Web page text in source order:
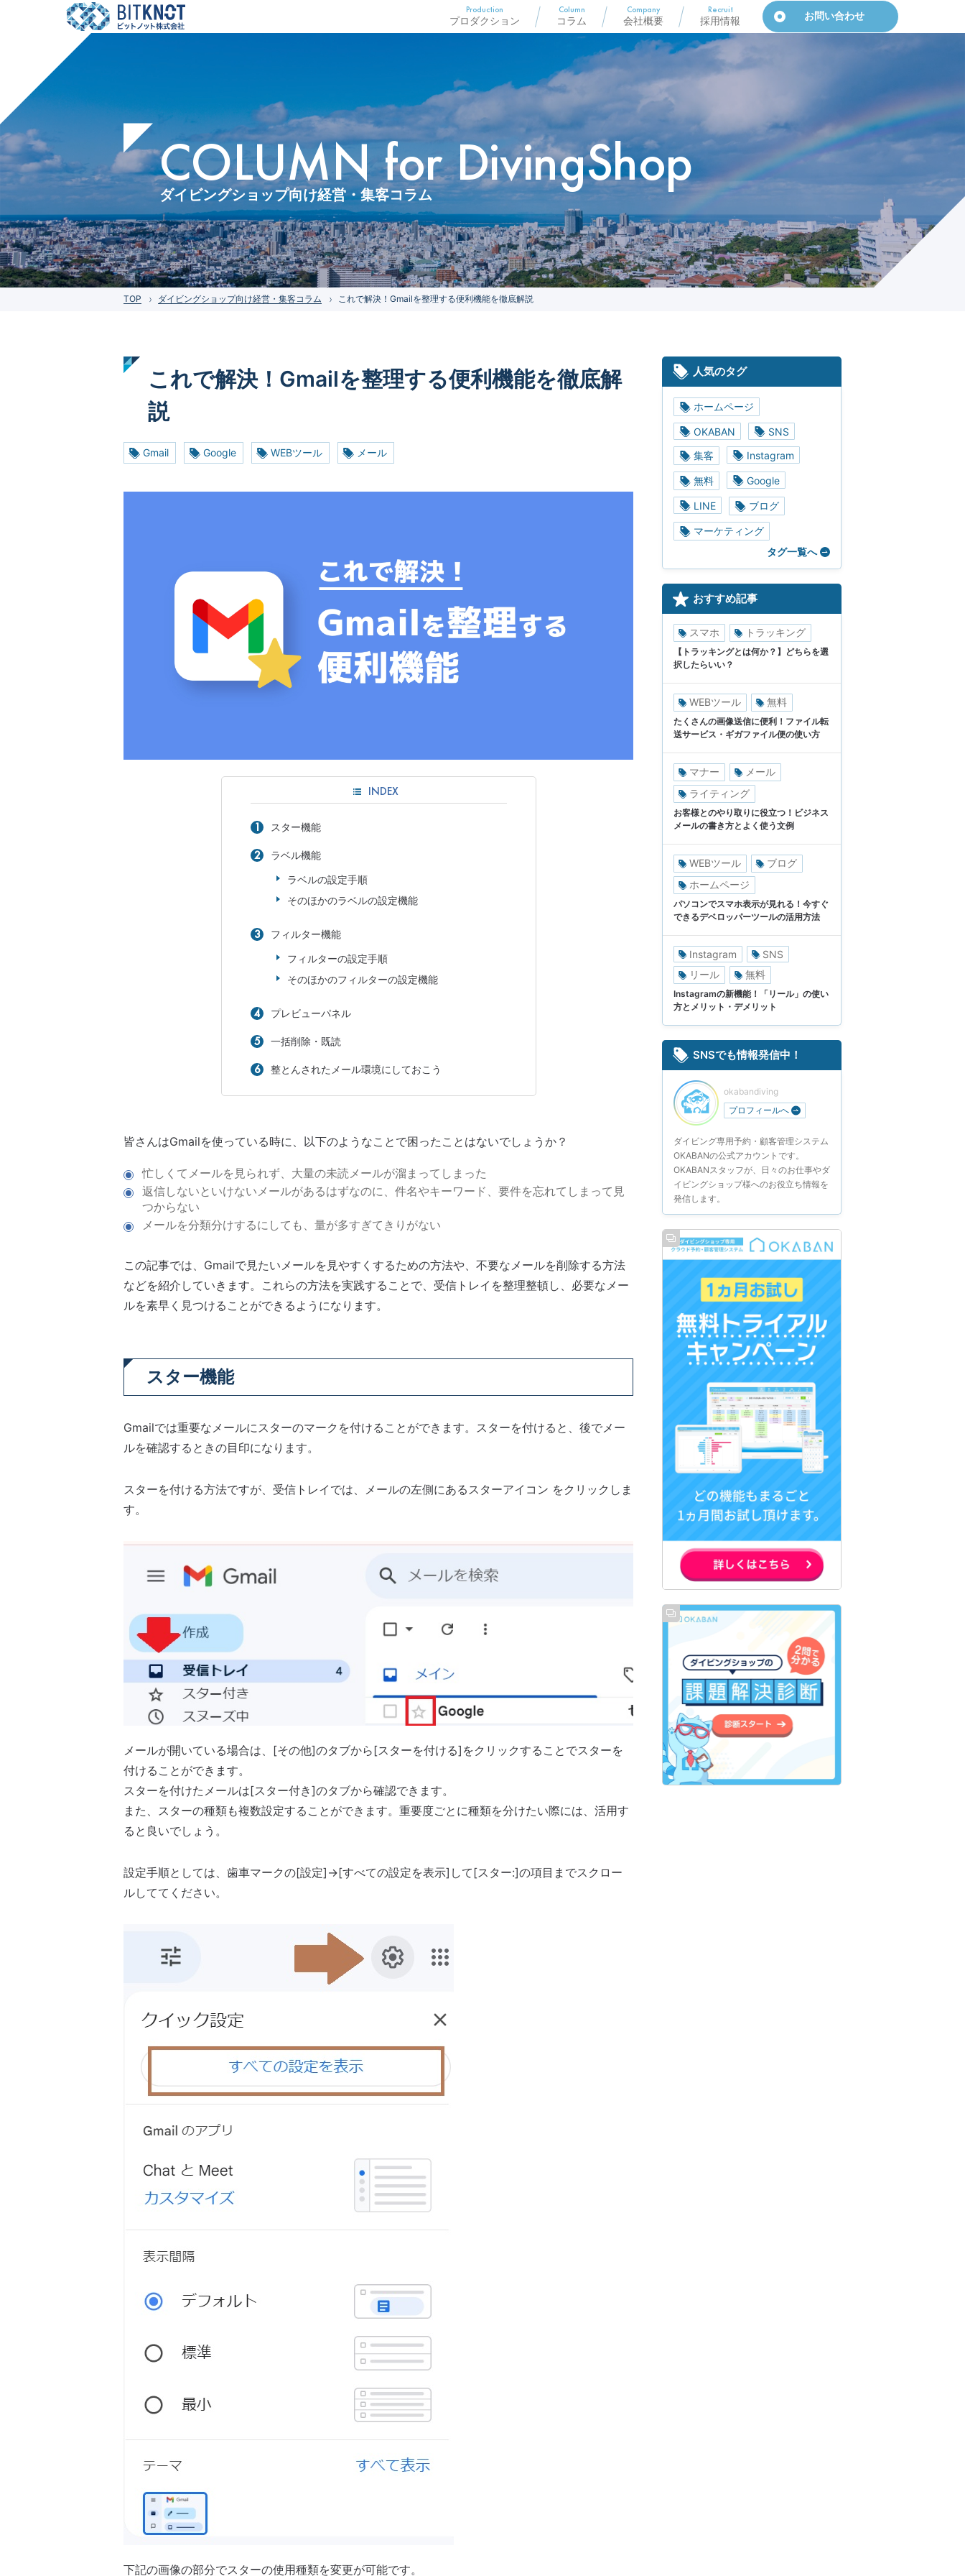
Production
プロダクション
Column
コラム
Company
会社概要
Recruit
採用情報 お問い合わせ
COLUMN for DivingShop
ダイビングショップ向け経営・集客コラム
TOP ダイビングショップ向け経営・集客コラム これで解決！Gmailを整理する便利機能を徹底解説
これで解決！Gmailを整理する便利機能を徹底解
説
Gmail Google WEBツール メール
INDEX
スター機能
ラベル機能
ラベルの設定手順
そのほかのラベルの設定機能
フィルター機能
フィルターの設定手順
そのほかのフィルターの設定機能
プレビューパネル
一括削除・既読
整とんされたメール環境にしておこう
皆さんはGmailを使っている時に、以下のようなことで困ったことはないでしょうか？
忙しくてメールを見られず、大量の未読メールが溜まってしまった
返信しないといけないメールがあるはずなのに、件名やキーワード、要件を忘れてしまって見
つからない
メールを分類分けするにしても、量が多すぎてきりがない
この記事では、Gmailで見たいメールを見やすくするための方法や、不要なメールを削除する方法
などを紹介していきます。これらの方法を実践することで、受信トレイを整理整頓し、必要なメー
ルを素早く見つけることができるようになります。
スター機能
Gmailでは重要なメールにスターのマークを付けることができます。スターを付けると、後でメー
ルを確認するときの目印になります。
スターを付ける方法ですが、受信トレイでは、メールの左側にあるスターアイコン をクリックしま
す。
メールが開いている場合は、[その他]のタブから[スターを付ける]をクリックすることでスターを
付けることができます。
スターを付けたメールは[スター付き]のタブから確認できます。
また、スターの種類も複数設定することができます。重要度ごとに種類を分けたい際には、活用す
ると良いでしょう。
設定手順としては、歯車マークの[設定]→[すべての設定を表示]して[スター:]の項目までスクロー
ルしててください。
下記の画像の部分でスターの使用種類を変更が可能です。
人気のタグ
ホームページ
OKABAN
SNS
集客
Instagram
無料 Google
LINE ブログ
マーケティング
タグ一覧へ
おすすめ記事
スマホ トラッキング
【トラッキングとは何か？】どちらを選
択したらいい？
WEBツール 無料
たくさんの画像送信に便利！ファイル転
送サービス・ギガファイル便の使い方
マナー
メール
ライティング
お客様とのやり取りに役立つ！ビジネス
メールの書き方とよく使う文例
WEBツール
ブログ
ホームページ
パソコンでスマホ表示が見れる！今すぐ
できるデベロッパーツールの活用方法
Instagram
SNS
リール
無料
Instagramの新機能！「リール」の使い
方とメリット・デメリット
SNSでも情報発信中！
okabandiving
プロフィールへ
ダイビング専用予約・顧客管理システム
OKABANの公式アカウントです。
OKABANスタッフが、日々のお仕事やダ
イビングショップ様へのお役立ち情報を
発信します。